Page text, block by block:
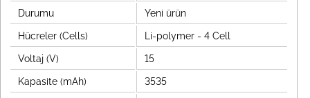
Durumu Yeni ürün
Hücreler (Cells) Li-polymer - 4 Cell
Voltaj (V) 15
Kapasite (mAh) 3535